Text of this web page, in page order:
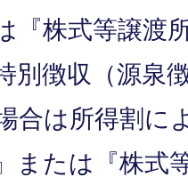
『株式等譲渡
別徴収（源泉
合は所得割に
または『株式